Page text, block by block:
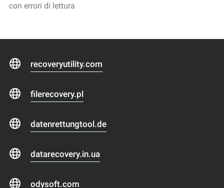
con errori di lettura
recoveryutility.com
filerecovery.pl
datenrettungtool.de
datarecovery.in.ua
odysoft.com